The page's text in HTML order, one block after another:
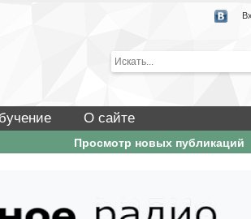
О сайте
Просмотр новых публикаций